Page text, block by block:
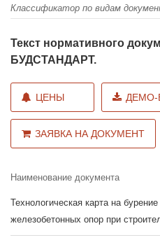
Классификатор по видам
Текст нормативного
БУДСТАНДАРТ.
ЦЕНЫ ДЕМО-
ЗАЯВКА НА ДОКУМЕНТ
Наименование документа
Технологическая карта на
железобетонных опор при